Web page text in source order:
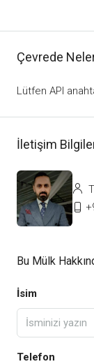
Çevrede
Lütfen API
İletişim
Bu Mülk
İsim
Telefon